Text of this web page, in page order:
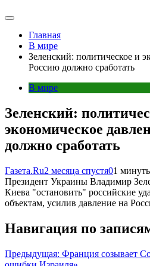
Главная
В мире
Зеленский: политическое и
Россию должно сработать
В мире
Зеленский:
экономическое
должно сработать
Газета.Ru2 месяца спустя01
Президент Украины Владимир
Киева "остановить" российские
объектам, усилив давление на
Навигация по
Предыдущая: Франция созывает